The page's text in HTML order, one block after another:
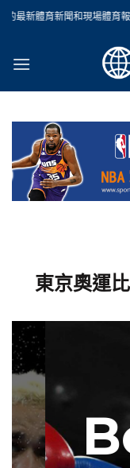
Skip
場體育報導，包括NBA、
東京奧運